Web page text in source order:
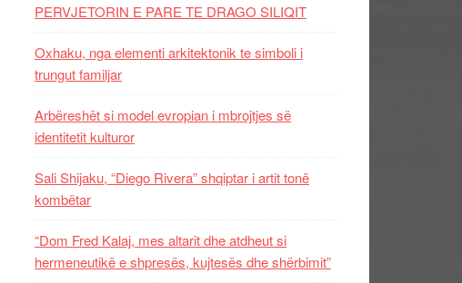
PERVJETORIN E PARE TE DRAGO SILIQIT
Oxhaku, nga elementi arkitektonik te simboli i
trungut familjar
Arbëreshët si model evropian i mbrojtjes së
identitetit kulturor
Sali Shijaku, “Diego Rivera” shqiptar i artit tonë
kombëtar
“Dom Fred Kalaj, mes altarit dhe atdheut si
hermeneutikë e shpresës, kujtesës dhe shërbimit”